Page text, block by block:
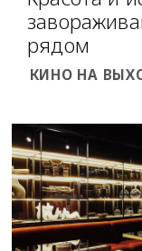
рядом
КИНО НА